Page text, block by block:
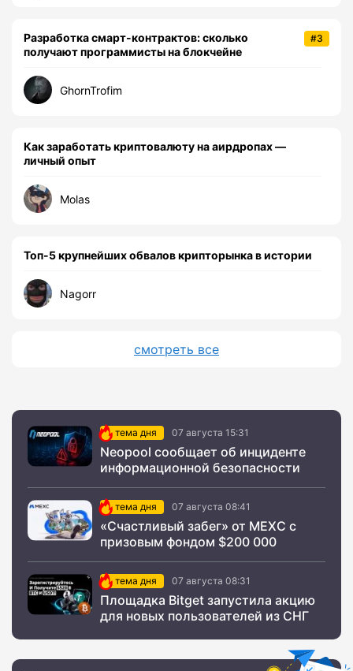
#3
Разработка смарт-контрактов: сколько
получают программисты на блокчейне
GhornTrofim
Как заработать криптовалюту на аирдропах —
личный опыт
Molas
Топ-5 крупнейших обвалов крипторынка в истории
Nagorr
смотреть все
тема дня 07 августа 15:31
Neopool сообщает об инциденте
информационной безопасности
тема дня 07 августа 08:41
«Счастливый забег» от MEXC с
призовым фондом $200 000
тема дня 07 августа 08:31
Площадка Bitget запустила акцию
для новых пользователей из СНГ